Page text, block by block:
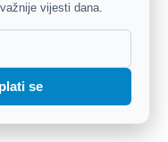
vijesti dana.
se